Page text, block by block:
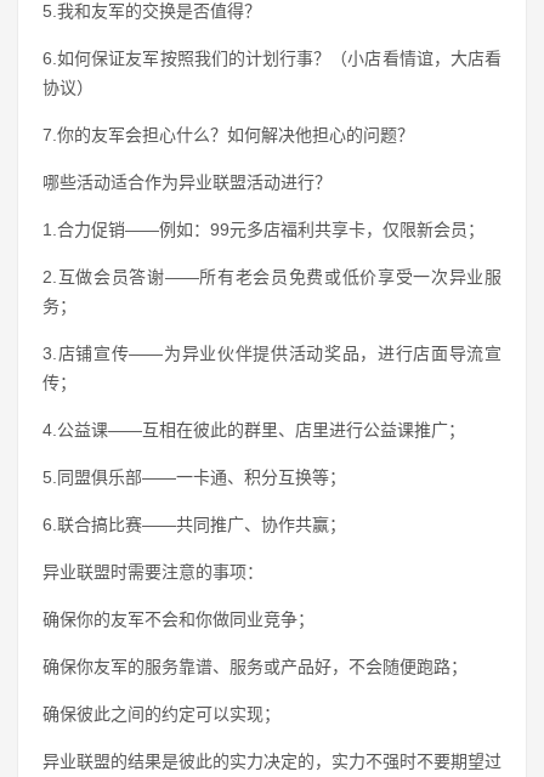
5.我和友军的交换是否值得？
6.如何保证友军按照我们的计划行事？（小店看情谊，大店看
协议）
7.你的友军会担心什么？如何解决他担心的问题？
哪些活动适合作为异业联盟活动进行？
1.合力促销——例如：99元多店福利共享卡，仅限新会员；
2.互做会员答谢——所有老会员免费或低价享受一次异业服
务；
3.店铺宣传——为异业伙伴提供活动奖品，进行店面导流宣
传；
4.公益课——互相在彼此的群里、店里进行公益课推广；
5.同盟俱乐部——一卡通、积分互换等；
6.联合搞比赛——共同推广、协作共赢；
异业联盟时需要注意的事项：
确保你的友军不会和你做同业竞争；
确保你友军的服务靠谱、服务或产品好，不会随便跑路；
确保彼此之间的约定可以实现；
异业联盟的结果是彼此的实力决定的，实力不强时不要期望过